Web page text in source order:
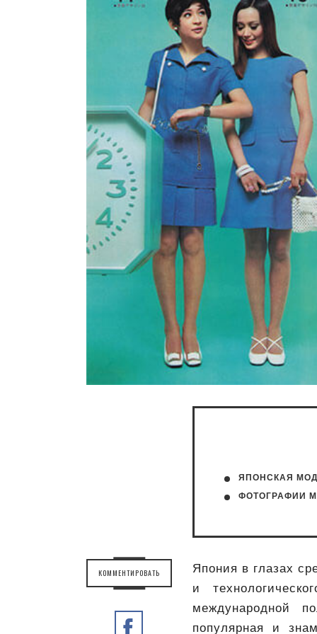
ЯПОНСКАЯ
ФОТОГРАФИИ
Япония в глазах
и
международной
популярная и
КОММЕНТИРОВАТЬ